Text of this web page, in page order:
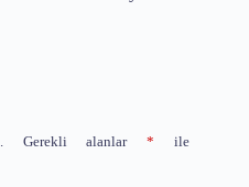
Gerekli alanlar* ile